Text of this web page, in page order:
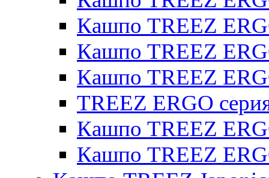
Кашпо TREEZ
Кашпо TREEZ
Кашпо TREEZ
TREEZ ERGO
Кашпо TREEZ
Кашпо TREEZ